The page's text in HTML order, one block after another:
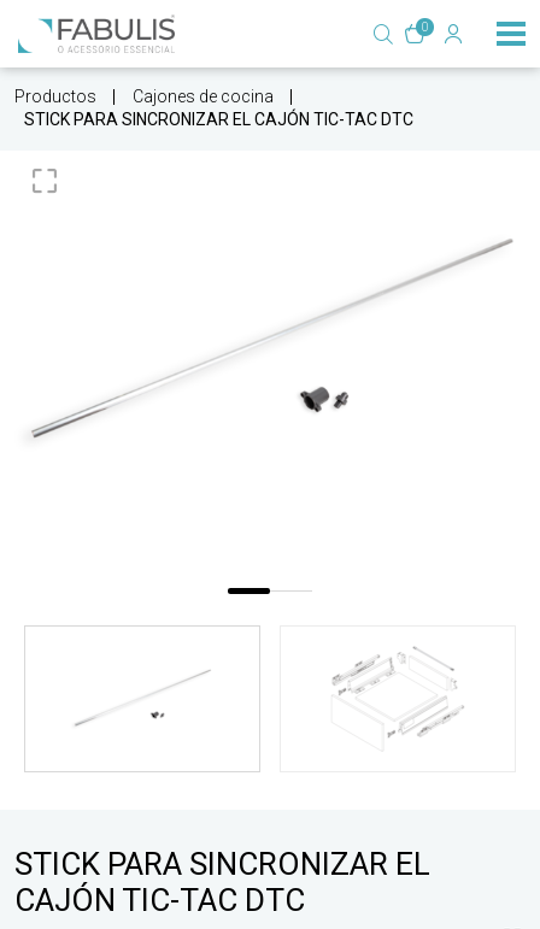
0
Productos
Cajones de cocina
STICK PARA SINCRONIZAR EL CAJÓN TIC-TAC DTC
STICK PARA SINCRONIZAR EL
CAJÓN TIC-TAC DTC